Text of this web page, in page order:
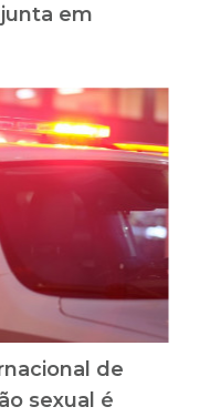
em
de
sexual é